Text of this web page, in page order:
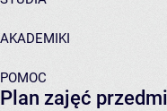
AKADEMIKI
POMOC
Plan zajęć